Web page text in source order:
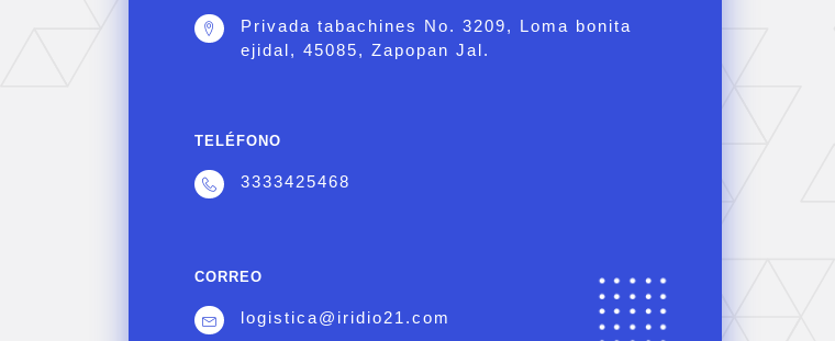
Privada tabachines No. 3209, Loma bonita
ejidal, 45085, Zapopan Jal.
TELÉFONO
3333425468
CORREO
logistica@iridio21.com